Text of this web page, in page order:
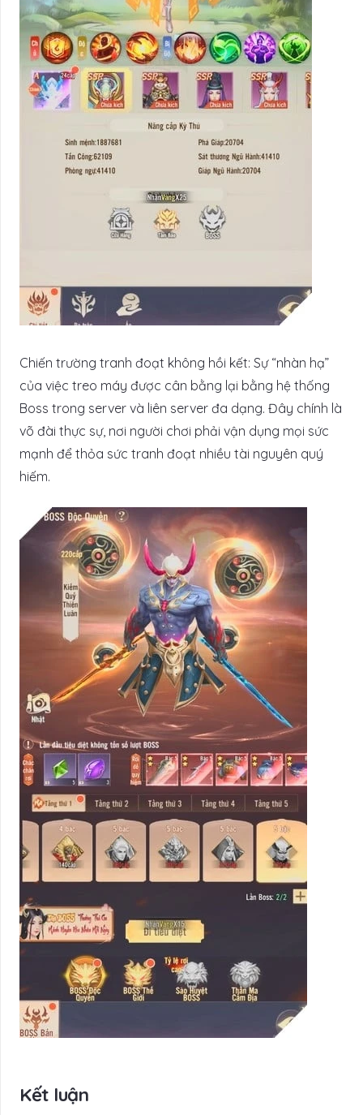
Chiến trường tranh đoạt không hồi kết: Sự “nhàn hạ”
của việc treo máy được cân bằng lại bằng hệ thống
Boss trong server và liên server đa dạng. Đây chính là
võ đài thực sự, nơi người chơi phải vận dụng mọi sức
mạnh để thỏa sức tranh đoạt nhiều tài nguyên quý
hiếm.
Kết luận